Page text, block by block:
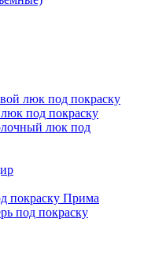
люк под покраску
под покраску
люк под
покраску Прима
под покраску